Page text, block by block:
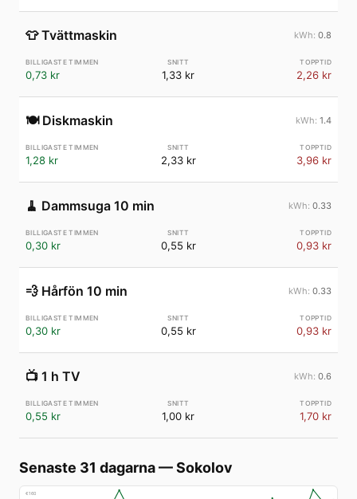
👕 Tvättmaskin 0.8
0,73 kr 1,33 kr 2,26 kr
🍽️ Diskmaskin 1.4
1,28 kr 2,33 kr 3,96 kr
🧹 Dammsuga 10 min 0.33
0,30 kr 0,55 kr 0,93 kr
💨 Hårfön 10 min 0.33
0,30 kr 0,55 kr 0,93 kr
📺 1 h TV 0.6
0,55 kr 1,00 kr 1,70 kr
Senaste 31 dagarna—Sokolov
€160